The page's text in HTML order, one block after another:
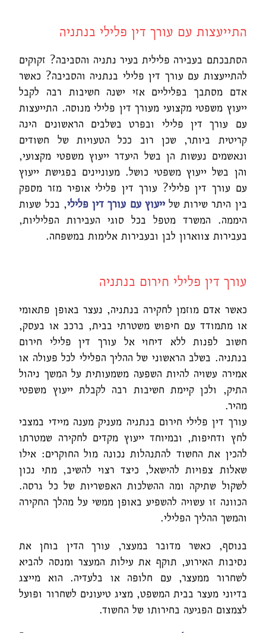
התייעצות עם עורך דין פלילי בנתניה
הסתבכתם בעבירה פלילית בעיר נתניה והסביבה? זקוקים
להתייעצות עם עורך דין פלילי בנתניה והסביבה? כאשר
אדם מסתבך בפליליים אזי ישנה חשיבות רבה לקבל
ייעוץ משפטי מקצועי מעורך דין פלילי מנוסה. התייעצות
עם עורך דין פלילי ובפרט בשלבים הראשונים הינה
קריטית ביותר, שכן רוב ככל הטעויות של חשודים
ונאשמים נעשות הן בשל היעדר ייעוץ משפטי מקצועי,
והן בשל ייעוץ משפטי כושל. מעוניינים בפגישת ייעוץ
עם עורך דין פלילי? עורך דין פלילי אופיר מזר מספק
בין היתר שירות שלייעוץ עם עורך דין פלילי, בכל שעות
היממה. המשרד מטפל בכל סוגי העבירות הפליליות,
בעבירות צווארון לבן ובעבירות אלימות במשפחה.
עורך דין פלילי חירום בנתניה
כאשר אדם מוזמן לחקירה בנתניה, נעצר באופן פתאומי
או מתמודד עם חיפוש משטרתי בבית, ברכב או בעסק,
חשוב לפנות ללא דיחוי אל עורך דין פלילי חירום
בנתניה. בשלב הראשוני של ההליך הפלילי לכל פעולה או
אמירה עשויה להיות השפעה משמעותית על המשך ניהול
התיק, ולכן קיימת חשיבות רבה לקבלת ייעוץ משפטי
מהיר.
עורך דין פלילי חירום בנתניה מעניק מענה מיידי במצבי
לחץ ודחיפות, ובמיוחד ייעוץ מקדים לחקירה שמטרתו
להכין את החשוד להתנהלות נכונה מול החוקרים: אילו
שאלות צפויות להישאל, כיצד רצוי להשיב, מתי נכון
לשקול שתיקה ומה ההשלכות האפשריות של כל גרסה.
הכוונה זו עשויה להשפיע באופן ממשי על מהלך החקירה
והמשך ההליך הפלילי.
בנוסף, כאשר מדובר במעצר, עורך הדין בוחן את
נסיבות האירוע, תוקף את עילות המעצר ומנסה להביא
לשחרור ממעצר, עם חלופה או בלעדיה. הוא מייצג
בדיוני מעצר בבית המשפט, מציג טיעונים לשחרור ופועל
לצמצום הפגיעה בחירותו של החשוד.